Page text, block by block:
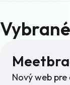
Nový web pre